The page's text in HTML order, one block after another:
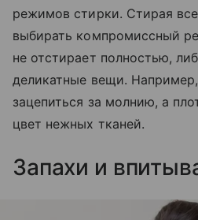
режимов стирки. Стирая
выбирать компромиссный
не отстирает полностью,
деликатные вещи.
зацепиться за молнию, а
цвет нежных тканей.
Запахи и